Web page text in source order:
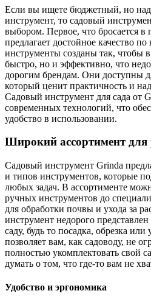
Если вы ищете бюджетный, но
инструмент, то садовый
выбором. Первое, что бросается в
предлагает достойное качество
инструменты созданы так, чтобы
быстро, но и эффективно, что
дорогим брендам. Они доступны
который ценит практичность и
Садовый инструмент для сада от
современных технологий, что
удобство в использовании.
Широкий ассортимент для
Садовый инструмент Grinda
и типов инструментов, которые
любых задач. В ассортименте
ручных инструментов до
для обработки почвы и ухода за
инструмент недорого
саду, будь то посадка, обрезка
позволяет вам, как садоводу, не
полностью укомплектовать свой
думать о том, что где-то вам не
Удобство и эргономика